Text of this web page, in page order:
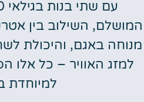
המושלם, השילוב בין
מנוחה באגם, והיכולת
למזג האוויר – כל אלו
למיוחדת